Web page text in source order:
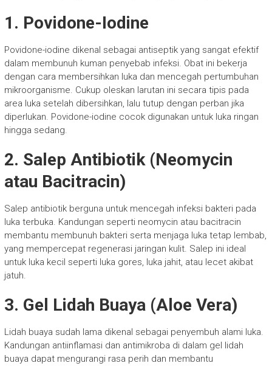
1. Povidone-Iodine
Povidone-iodine dikenal sebagai antiseptik yang sangat efektif
dalam membunuh kuman penyebab infeksi. Obat ini bekerja
dengan cara membersihkan luka dan mencegah pertumbuhan
mikroorganisme. Cukup oleskan larutan ini secara tipis pada
area luka setelah dibersihkan, lalu tutup dengan perban jika
diperlukan. Povidone-iodine cocok digunakan untuk luka ringan
hingga sedang.
2. Salep Antibiotik (Neomycin
atau Bacitracin)
Salep antibiotik berguna untuk mencegah infeksi bakteri pada
luka terbuka. Kandungan seperti neomycin atau bacitracin
membantu membunuh bakteri serta menjaga luka tetap lembab,
yang mempercepat regenerasi jaringan kulit. Salep ini ideal
untuk luka kecil seperti luka gores, luka jahit, atau lecet akibat
jatuh.
3. Gel Lidah Buaya (Aloe Vera)
Lidah buaya sudah lama dikenal sebagai penyembuh alami luka.
Kandungan antiinflamasi dan antimikroba di dalam gel lidah
buaya dapat mengurangi rasa perih dan membantu